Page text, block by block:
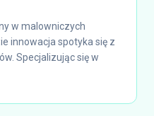
w malowniczych
innowacja spotyka się z
Specjalizując się w